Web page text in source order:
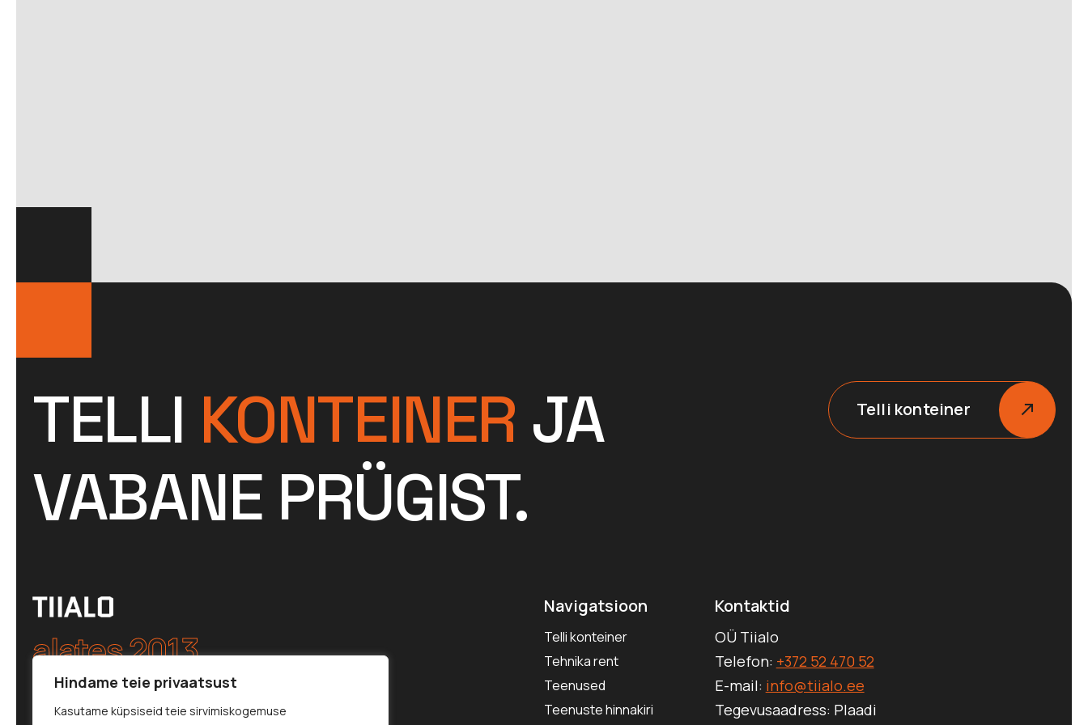
Hindame teie privaatsust
Kasutame küpsiseid teie sirvimiskogemuse
TELLI KONTEINER JA
VABANE PRÜGIST.
Telli konteiner
alates 2013
Navigatsioon
Telli konteiner
Tehnika rent
Teenused
Teenuste hinnakiri
Kontaktid
OÜ Tiialo
Telefon: +372 52 470 52
E-mail: info@tiialo.ee
Tegevusaadress: Plaadi